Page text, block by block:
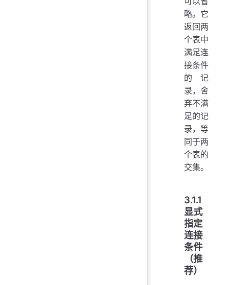
略。它
返回两
个表中
满足连
接条件
的记
录，舍
弃不满
足的记
录，等
同于两
个表的
交集。
3.1.1
显式
指定
连接
条件
（推
荐）